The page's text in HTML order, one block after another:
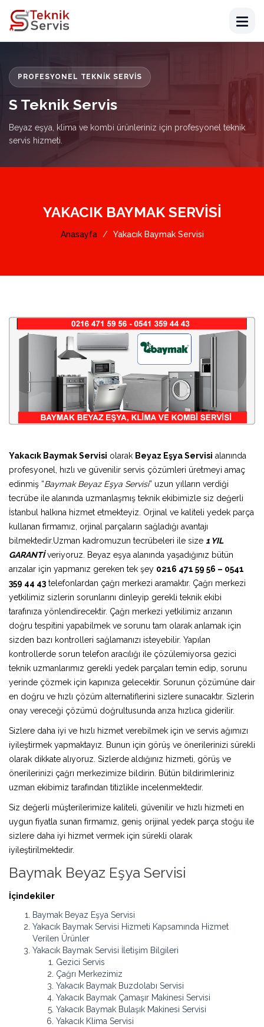
PROFESYONEL TEKNIK SERVIS
S Teknik Servis
Beyaz eşya, klima ve kombi ürünleriniz için profesyonel teknik
servis hizmeti.
YAKACIK BAYMAK SERVISI
Anasayfa Yakacık Baymak Servisi
Yakacık Baymak Servisi olarak Beyaz Eşya Servisi alanında
profesyonel, hızlı ve güvenilir servis çözümleri üretmeyi amaç
edinmiş “Baymak Beyaz Eşya Servisi” uzun yılların verdiği
tecrübe ile alanında uzmanlaşmış teknik ekibimizle siz değerli
İstanbul halkına hizmet etmekteyiz. Orjinal ve kaliteli yedek parça
kullanan firmamız, orjinal parçaların sağladığı avantajı
bilmektedir.Uzman kadromuzun tecrübeleri ile size 1 YIL
GARANTİveriyoruz. Beyaz eşya alanında yaşadığınız bütün
arızalar için yapmanız gereken tek şey 0216 471 59 56 – 0541
359 44 43 telefonlardan çağrı merkezi aramaktır. Çağrı merkezi
yetkilimiz sizlerin sorunlarını dinleyip gerekli teknik ekibi
tarafınıza yönlendirecektir. Çağrı merkezi yetkilimiz arızanın
doğru tespitini yapabilmek ve sorunu tam olarak anlamak için
sizden bazı kontrolleri sağlamanızı isteyebilir. Yapılan
kontrollerde sorun telefon aracılığı ile çözülemiyorsa gezici
teknik uzmanlarımız gerekli yedek parçaları temin edip, sorunu
yerinde çözmek için kapınıza gelecektir. Sorunun çözümüne dair
en doğru ve hızlı çözüm alternatiflerini sizlere sunacaktır. Sizlerin
onay vereceği çözümü doğrultusunda arıza hızlıca giderilir.
Sizlere daha iyi ve hızlı hizmet verebilmek için ve servis ağımızı
iyileştirmek yapmaktayız. Bunun için görüş ve önerilerinizi sürekli
olarak dikkate alıyoruz. Sizlerde aldığınız hizmeti, görüş ve
önerilerinizi çağrı merkezimize bildirin. Bütün bildirimleriniz
uzman ekibimiz tarafından titizlikle incelenmektedir.
Siz değerli müşterilerimize kaliteli, güvenilir ve hızlı hizmeti en
uygun fiyatla sunan firmamız, geniş orijinal yedek parça stoğu ile
sizlere daha iyi hizmet vermek için sürekli olarak
iyileştirilmektedir.
Baymak Beyaz Eşya Servisi
İçindekiler
Baymak Beyaz Eşya Servisi
Yakacık Baymak Servisi Hizmeti Kapsamında Hizmet
Verilen Ürünler
Yakacık Baymak Servisi İletişim Bilgileri
Gezici Servis
Çağrı Merkezimiz
Yakacık Baymak Buzdolabı Servisi
Yakacık Baymak Çamaşır Makinesi Servisi
Yakacık Baymak Bulaşık Makinesi Servisi
Yakacık Klima Servisi